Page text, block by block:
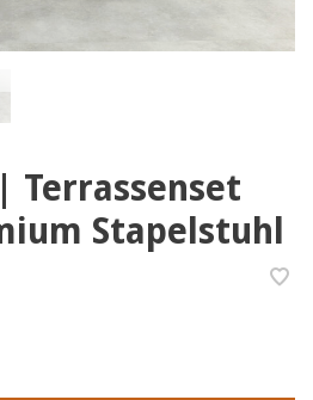
Terrassenset
Stapelstuhl